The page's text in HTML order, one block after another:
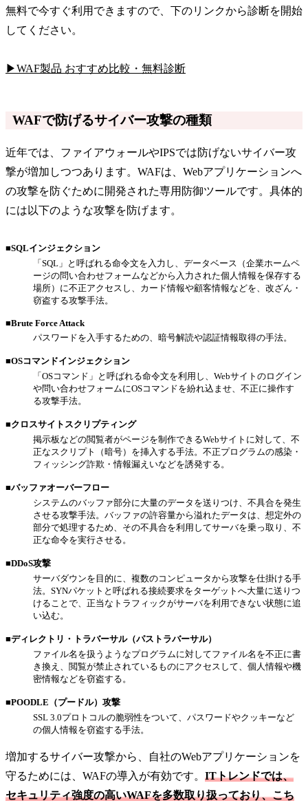
無料で今すぐ利用できますので、下のリンクから診断を開始
してください。
▶WAF製品 おすすめ比較・無料診断
WAFで防げるサイバー攻撃の種類
近年では、ファイアウォールやIPSでは防げないサイバー攻
撃が増加しつつあります。WAFは、Webアプリケーションへ
の攻撃を防ぐために開発された専用防御ツールです。具体的
には以下のような攻撃を防げます。
■SQLインジェクション
「SQL」と呼ばれる命令文を入力し、データベース（企業ホームペ
ージの問い合わせフォームなどから入力された個人情報を保存する
場所）に不正アクセスし、カード情報や顧客情報などを、改ざん・
窃盗する攻撃手法。
■Brute Force Attack
パスワードを入手するための、暗号解読や認証情報取得の手法。
■OSコマンドインジェクション
「OSコマンド」と呼ばれる命令文を利用し、Webサイトのログイン
や問い合わせフォームにOSコマンドを紛れ込ませ、不正に操作す
る攻撃手法。
■クロスサイトスクリプティング
掲示板などの閲覧者がページを制作できるWebサイトに対して、不
正なスクリプト（暗号）を挿入する手法。不正プログラムの感染・
フィッシング詐欺・情報漏えいなどを誘発する。
■バッファオーバーフロー
システムのバッファ部分に大量のデータを送りつけ、不具合を発生
させる攻撃手法。バッファの許容量から溢れたデータは、想定外の
部分で処理するため、その不具合を利用してサーバを乗っ取り、不
正な命令を実行させる。
■DDoS攻撃
サーバダウンを目的に、複数のコンピュータから攻撃を仕掛ける手
法。SYNパケットと呼ばれる接続要求をターゲットへ大量に送りつ
けることで、正当なトラフィックがサーバを利用できない状態に追
い込む。
■ディレクトリ・トラバーサル（パストラバーサル）
ファイル名を扱うようなプログラムに対してファイル名を不正に書
き換え、閲覧が禁止されているものにアクセスして、個人情報や機
密情報などを窃盗する。
■POODLE（プードル）攻撃
SSL 3.0プロトコルの脆弱性をついて、パスワードやクッキーなど
の個人情報を窃盗する手法。
増加するサイバー攻撃から、自社のWebアプリケーションを
守るためには、WAFの導入が有効です。 ITトレンドでは、
セキュリティ強度の高いWAFを多数取り扱っており、こち